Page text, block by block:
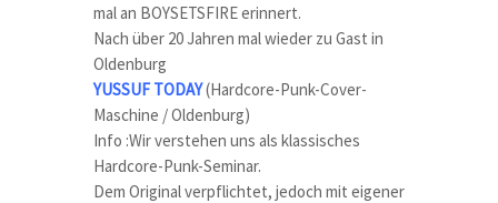
mal an BOYSETSFIRE erinnert.
Nach über 20 Jahren mal wieder zu Gast in
Oldenburg
YUSSUF TODAY(Hardcore-Punk-Cover-
Maschine / Oldenburg)
Info :Wir verstehen uns als klassisches
Hardcore-Punk-Seminar.
Dem Original verpflichtet, jedoch mit eigener